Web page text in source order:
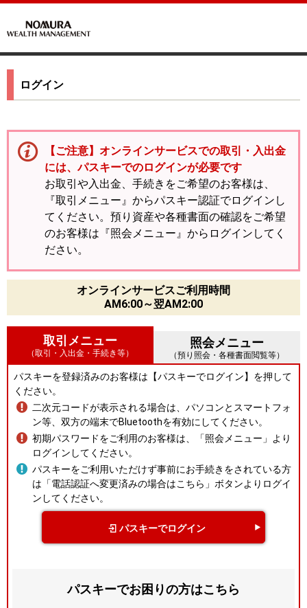
ログイン
【ご注意】オンラインサービスでの取引・入出金
には、パスキーでのログインが必要です
お取引や入出金、手続きをご希望のお客様は、
『取引メニュー』からパスキー認証でログインし
てください。預り資産や各種書面の確認をご希望
のお客様は『照会メニュー』からログインしてく
ださい。
オンラインサービスご利用時間
AM6:00～翌AM2:00
取引メニュー
（取引・入出金・手続き等）
照会メニュー
（預り照会・各種書面閲覧等）
パスキーを登録済みのお客様は【パスキーでログイン】を押して
ください。
二次元コードが表示される場合は、パソコンとスマートフォ
ン等、双方の端末でBluetoothを有効にしてください。
初期パスワードをご利用のお客様は、「照会メニュー」より
ログインしてください。
パスキーをご利用いただけず事前にお手続きをされている方
は「電話認証へ変更済みの場合はこちら」ボタンよりログイ
ンしてください。
パスキーでログイン
パスキーでお困りの方はこちら